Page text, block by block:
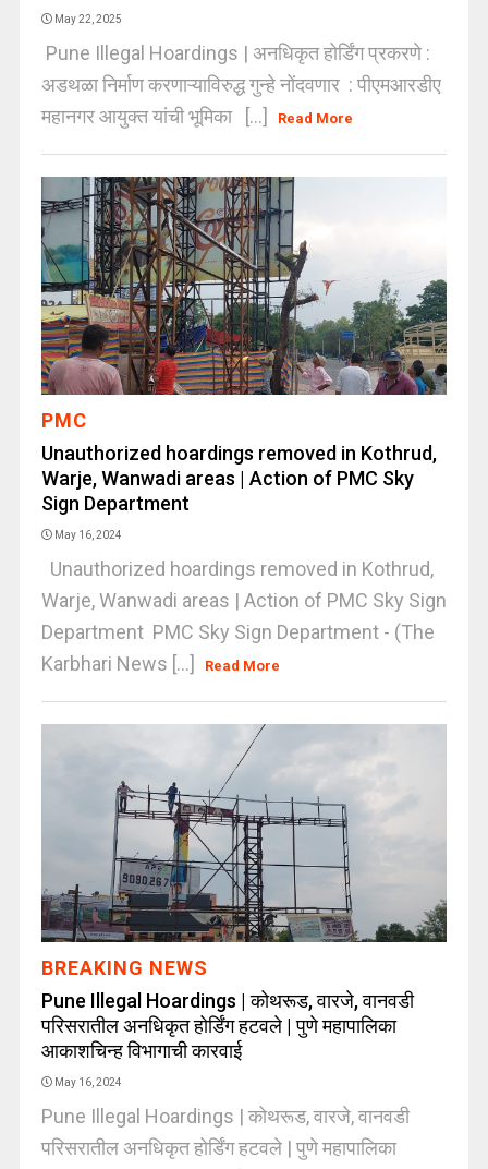
May 22, 2025
Pune Illegal Hoardings | अनधिकृत होर्डिंग प्रकरणे :
अडथळा निर्माण करणाऱ्याविरुद्ध गुन्हे नोंदवणार : पीएमआरडीए
महानगर आयुक्त यांची भूमिका [...]
Read More
PMC
Unauthorized hoardings removed in Kothrud,
Warje, Wanwadi areas | Action of PMC Sky
Sign Department
May 16, 2024
Unauthorized hoardings removed in Kothrud,
Warje, Wanwadi areas | Action of PMC Sky Sign
Department PMC Sky Sign Department - (The
Karbhari News [...]
Read More
BREAKING NEWS
Pune Illegal Hoardings | कोथरूड, वारजे, वानवडी
परिसरातील अनधिकृत होर्डिंग हटवले | पुणे महापालिका
आकाशचिन्ह विभागाची कारवाई
May 16, 2024
Pune Illegal Hoardings | कोथरूड, वारजे, वानवडी
परिसरातील अनधिकृत होर्डिंग हटवले | पुणे महापालिका